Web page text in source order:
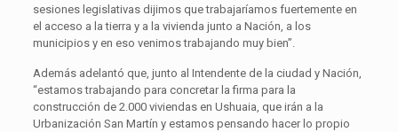
sesiones legislativas dijimos que trabajaríamos fuertemente en
el acceso a la tierra y a la vivienda junto a Nación, a los
municipios y en eso venimos trabajando muy bien”.
Además adelantó que, junto al Intendente de la ciudad y Nación,
“estamos trabajando para concretar la firma para la
construcción de 2.000 viviendas en Ushuaia, que irán a la
Urbanización San Martín y estamos pensando hacer lo propio